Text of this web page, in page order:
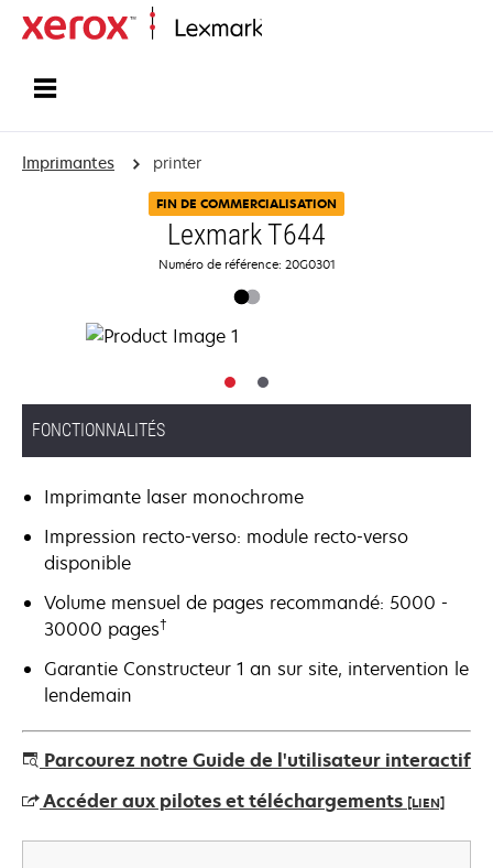
Imprimantes printer
FIN DE COMMERCIALISATION
Lexmark T644
Numéro de référence: 20G0301
FONCTIONNALITÉS
Imprimante laser monochrome
Impression recto-verso: module recto-verso
disponible
Volume mensuel de pages recommandé: 5000 -
30000 pages†
Garantie Constructeur 1 an sur site, intervention le
lendemain
Parcourez notre Guide de l'utilisateur interactif
Accéder aux pilotes et téléchargements [LIEN]
s’ouvre